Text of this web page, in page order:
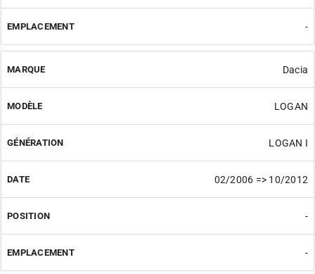
-
Dacia
LOGAN
LOGAN I
02/2006 => 10/2012
-
-